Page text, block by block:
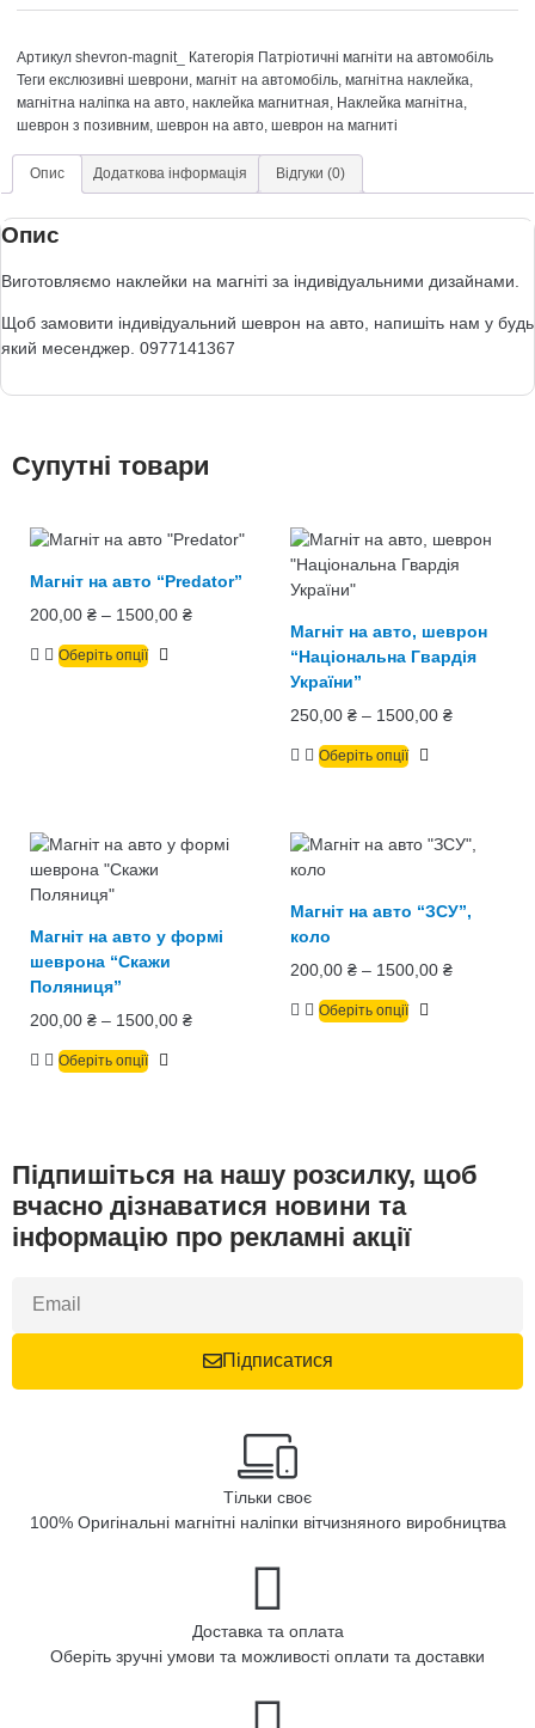
Артикул shevron-magnit_ Категорія Патріотичні магніти на автомобіль
Теги екслюзивні шеврони, магніт на автомобіль, магнітна наклейка,
магнітна наліпка на авто, наклейка магнитная, Наклейка магнітна,
шеврон з позивним, шеврон на авто, шеврон на магниті
Опис Додаткова інформація Відгуки (0)
Опис
Виготовляємо наклейки на магніті за індивідуальними дизайнами.
Щоб замовити індивідуальний шеврон на авто, напишіть нам у будь
який месенджер. 0977141367
Супутні товари
Магніт на авто “Predator”
200,00 ₴ – 1500,00 ₴
Оберіть опції
Магніт на авто, шеврон
“Національна Гвардія
України”
250,00 ₴ – 1500,00 ₴
Оберіть опції
Магніт на авто у формі
шеврона “Скажи
Поляниця”
200,00 ₴ – 1500,00 ₴
Оберіть опції
Магніт на авто “ЗСУ”,
коло
200,00 ₴ – 1500,00 ₴
Оберіть опції
Підпишіться на нашу розсилку, щоб
вчасно дізнаватися новини та
інформацію про рекламні акції
Підписатися
Тільки своє
100% Оригінальні магнітні наліпки вітчизняного виробництва
Доставка та оплата
Оберіть зручні умови та можливості оплати та доставки